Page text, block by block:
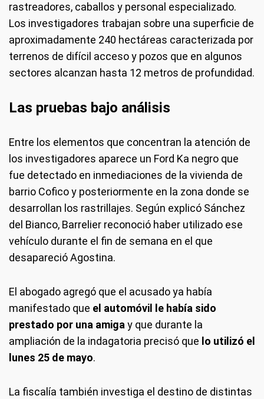
rastreadores, caballos y personal especializado.
Los investigadores trabajan sobre una superficie de
aproximadamente 240 hectáreas caracterizada por
terrenos de difícil acceso y pozos que en algunos
sectores alcanzan hasta 12 metros de profundidad.
Las pruebas bajo análisis
Entre los elementos que concentran la atención de
los investigadores aparece un Ford Ka negro que
fue detectado en inmediaciones de la vivienda de
barrio Cofico y posteriormente en la zona donde se
desarrollan los rastrillajes. Según explicó Sánchez
del Bianco, Barrelier reconoció haber utilizado ese
vehículo durante el fin de semana en el que
desapareció Agostina.
El abogado agregó que el acusado ya había
manifestado que el automóvil le había sido
prestado por una amiga y que durante la
ampliación de la indagatoria precisó que lo utilizó el
lunes 25 de mayo.
La fiscalía también investiga el destino de distintas